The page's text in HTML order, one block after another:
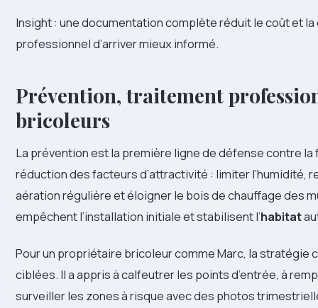
Insight : une documentation complète réduit le coût et
professionnel d’arriver mieux informé.
Prévention, traitement
bricoleurs
La prévention est la première ligne de défense contre
réduction des facteurs d’attractivité : limiter l’humidité,
aération régulière et éloigner le bois de chauffage des
empêchent l’installation initiale et stabilisent l’habitat
Pour un propriétaire bricoleur comme Marc, la
ciblées. Il a appris à calfeutrer les points d’entrée, à
surveiller les zones à risque avec des photos